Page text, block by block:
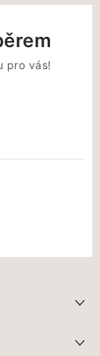
pro vás!